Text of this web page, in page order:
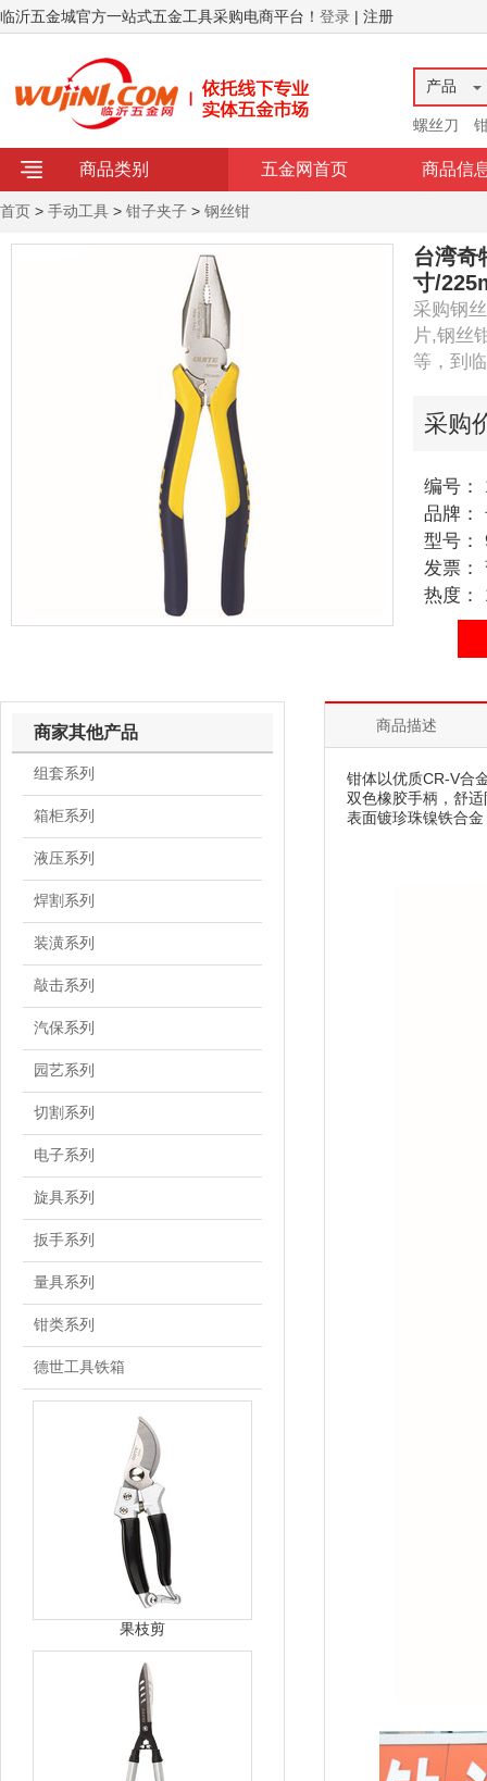
临沂五金城官方一站式五金工具采购电商平台！ 登录 | 注册
产品
螺丝刀
商品类别 五金网首页 商品信
首页 > 手动工具 > 钳子夹子 > 钢丝钳
台湾奇
寸/
采购钢
片,钢丝
等，到
采购
编号：
品牌：
型号：
发票：
热度：
商品描述
钳体以优质CR-V合
双色橡胶手柄，舒
表面镀珍珠镍铁合
商家其他产品
组套系列
箱柜系列
液压系列
焊割系列
装潢系列
敲击系列
汽保系列
园艺系列
切割系列
电子系列
旋具系列
扳手系列
量具系列
钳类系列
德世工具铁箱
果枝剪